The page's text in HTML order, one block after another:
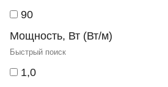
90
Мощность, Вт (Вт/м)
1,0